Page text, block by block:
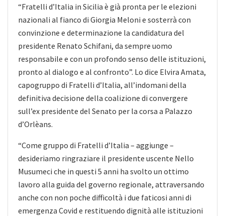
“Fratelli d’Italia in Sicilia è già pronta per le elezioni
nazionali al fianco di Giorgia Meloni e sosterrà con
convinzione e determinazione la candidatura del
presidente Renato Schifani, da sempre uomo
responsabile e con un profondo senso delle istituzioni,
pronto al dialogo e al confronto”. Lo dice Elvira Amata,
capogruppo di Fratelli d’Italia, all’indomani della
definitiva decisione della coalizione di convergere
sull’ex presidente del Senato per la corsa a Palazzo
d’Orlèans.
“Come gruppo di Fratelli d’Italia – aggiunge –
desideriamo ringraziare il presidente uscente Nello
Musumeci che in questi 5 anni ha svolto un ottimo
lavoro alla guida del governo regionale, attraversando
anche con non poche difficoltà i due faticosi anni di
emergenza Covid e restituendo dignità alle istituzioni